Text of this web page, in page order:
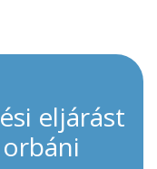
eljárást